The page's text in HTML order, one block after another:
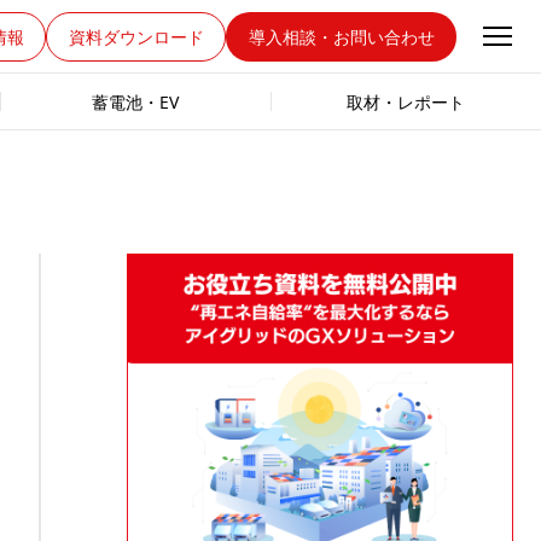
報 資料ダウンロード 導入相談・お問い合わせ
蓄電池・EV 取材・レポート